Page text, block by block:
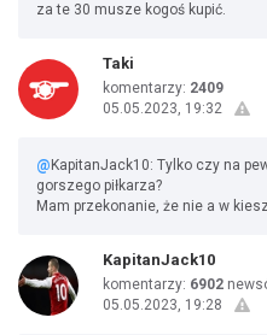
za te 30 musze kogoś kupić.
Taki
komentarzy: 2409
05.05.2023, 19:32
@ KapitanJack10: Tylko czy na
gorszego piłkarza?
Mam przekonanie, że nie a w
KapitanJack10
komentarzy: 6902
05.05.2023, 19:28